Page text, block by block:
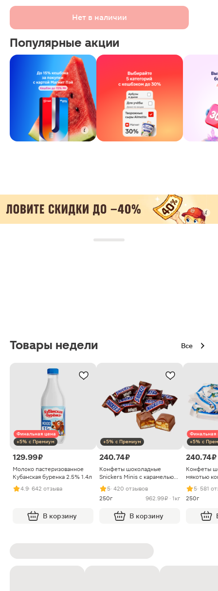
Нет в наличии
Популярные акции
Товары недели Все
Финальная цена
+5% с Премиум
129.99 ₽
Молоко пастеризованное
Кубанская буренка 2.5% 1.4л
4.9· 642 отзыва
В корзину
+5% с Премиум
240.74 ₽
Конфеты шоколадные
Snickers Minis с карамелью
арахисом и нугой
5· 420 отзывов
250г
962.99 ₽ · 1кг
В корзину
Финальная
+5% с
240.74 ₽
Конфеты
мякотью
5· 581
250г